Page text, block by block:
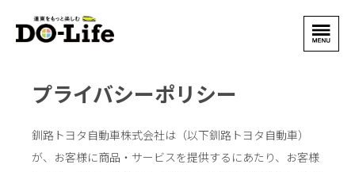
プライバシーポリシー
釧路トヨタ自動車株式会社は（以下釧路トヨタ自動車）
が、お客様に商品・サービスを提供するにあたり、お客様